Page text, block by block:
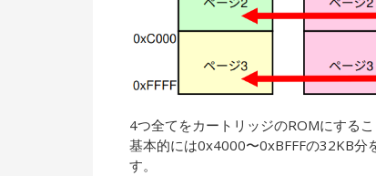
4つ全てをカートリッジのROMにする
基本的には0x4000〜0xBFFFの32KB分
す。